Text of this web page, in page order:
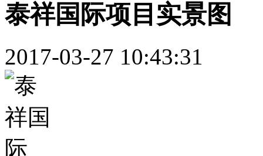
泰祥国际项目实景图
2017-03-27 10:43:31